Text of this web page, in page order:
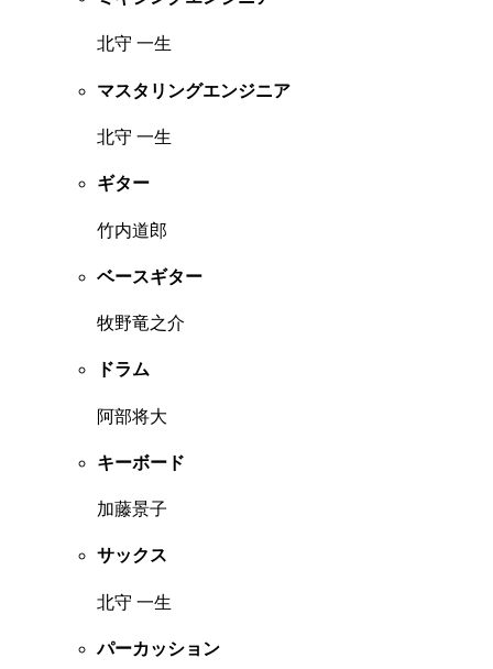
北守 一生
マスタリングエンジニア
北守 一生
ギター
竹内道郎
ベースギター
牧野竜之介
ドラム
阿部将大
キーボード
加藤景子
サックス
北守 一生
パーカッション